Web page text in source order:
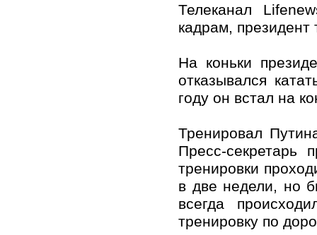
Телеканал
кадрам, президент
На коньки
отказывался
году он встал на
Тренировал
Пресс-секретарь
тренировки
в две недели, но
всегда
тренировку по